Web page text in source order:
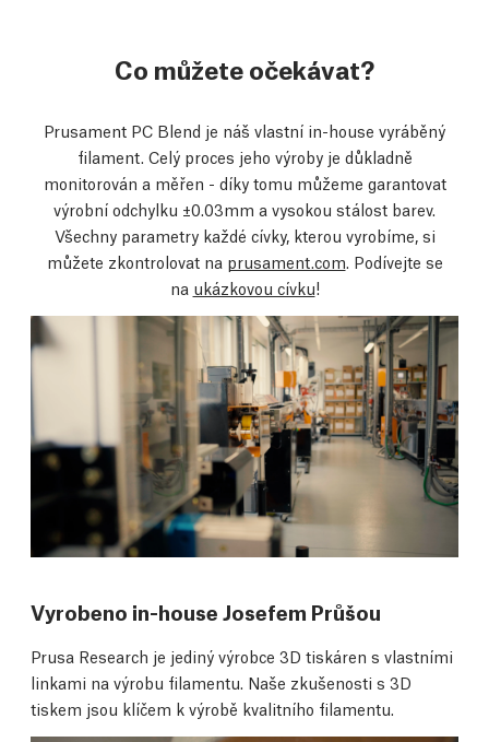
Co můžete očekávat?
Prusament PC Blend je náš vlastní in-house vyráběný
filament. Celý proces jeho výroby je důkladně
monitorován a měřen - díky tomu můžeme garantovat
výrobní odchylku ±0.03mm a vysokou stálost barev.
Všechny parametry každé cívky, kterou vyrobíme, si
můžete zkontrolovat na prusament.com. Podívejte se
na ukázkovou cívku!
Vyrobeno in-house Josefem Průšou
Prusa Research je jediný výrobce 3D tiskáren s vlastními
linkami na výrobu filamentu. Naše zkušenosti s 3D
tiskem jsou klíčem k výrobě kvalitního filamentu.